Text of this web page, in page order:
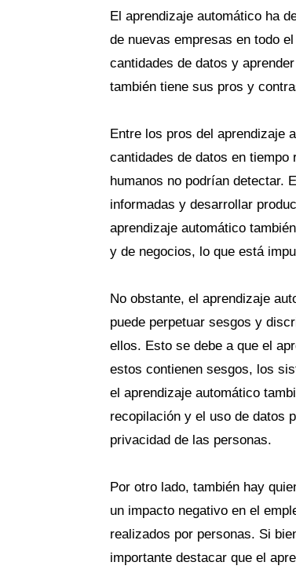
El aprendizaje automático ha
de nuevas empresas en todo
cantidades de datos y
también tiene sus pros y
Entre los pros del aprendizaje
cantidades de datos en
humanos no podrían detectar.
informadas y desarrollar
aprendizaje automático
y de negocios, lo que está
No obstante, el aprendizaje
puede perpetuar sesgos y
ellos. Esto se debe a que el
estos contienen sesgos, los
el aprendizaje automático
recopilación y el uso de datos
privacidad de las personas.
Por otro lado, también hay
un impacto negativo en el
realizados por personas. Si
importante destacar que el